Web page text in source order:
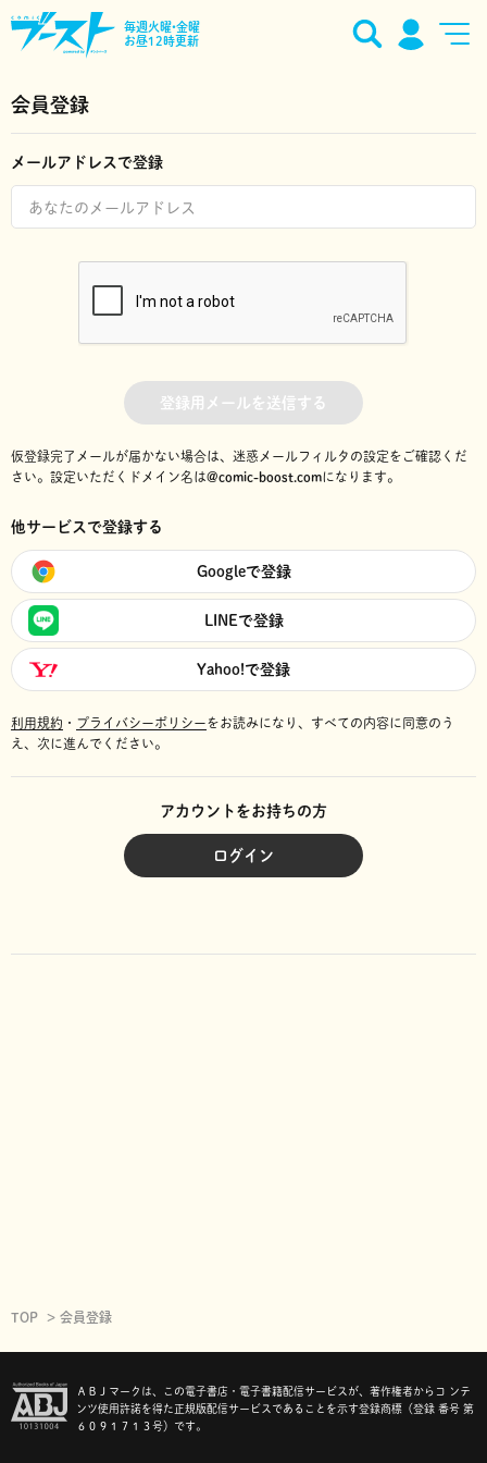
毎週火曜•金曜
お昼12時更新
会員登録
メールアドレスで登録
登録用メールを送信する
仮登録完了メールが届かない場合は、迷惑メールフィルタの設定をご確認くだ
さい。 設定いただくドメイン名は@comic-boost.comになります。
他サービスで登録する
Googleで登録
LINEで登録
Yahoo!で登録
利用規約 ・ プライバシーポリシーをお読みになり、 すべての内容に同意のう
え、次に進んでください。
アカウントをお持ちの方
ログイン
TOP 会員登録
ＡＢＪマークは、この電子書店・電子書籍配信サービスが、著作権者からコ ンテ
ンツ使用許諾を得た正規版配信サービスであることを示す登録商標（登録 番号 第
６０９１７１３号）です。